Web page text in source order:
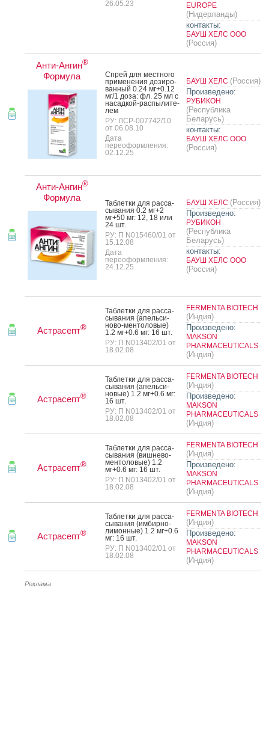
26.05.23
EUROPE
(Нидерланды)
контакты:
БАУШ ХЕЛС ООО
(Россия)
Анти-Ангин®
Формула
Спрей для мес­тно­го
при­мене­ния до­зиро­
ван­ный 0.24 мг+0.12
мг/1 до­за: фл. 25 мл с
на­сад­кой-рас­пы­лите­
лем
РУ: ЛСР-007742/10
от 06.08.10
Дата
переоформления:
02.12.25
БАУШ ХЕЛС (Россия)
Произведено:
РУБИКОН
(Республика
Беларусь)
контакты:
БАУШ ХЕЛС ООО
(Россия)
Анти-Ангин®
Формула
Таб­летки для рас­са­
сыва­ния 0.2 мг+2
мг+50 мг: 12, 18 или
24 шт.
РУ: П N015460/01 от
15.12.08
Дата
переоформления:
24.12.25
БАУШ ХЕЛС (Россия)
Произведено:
РУБИКОН
(Республика
Беларусь)
контакты:
БАУШ ХЕЛС ООО
(Россия)
Астрасепт®
Таб­летки для рас­са­
сыва­ния (апель­си­
ново-мен­то­ловые)
1.2 мг+0.6 мг: 16 шт.
РУ: П N013402/01 от
18.02.08
FERMENTA BIOTECH
(Индия)
Произведено:
MAKSON
PHARMACEUTICALS
(Индия)
Астрасепт®
Таб­летки для рас­са­
сыва­ния (апель­си­
новые) 1.2 мг+0.6 мг:
16 шт.
РУ: П N013402/01 от
18.02.08
FERMENTA BIOTECH
(Индия)
Произведено:
MAKSON
PHARMACEUTICALS
(Индия)
Астрасепт®
Таб­летки для рас­са­
сыва­ния (виш­не­во-
мен­то­ловые) 1.2
мг+0.6 мг: 16 шт.
РУ: П N013402/01 от
18.02.08
FERMENTA BIOTECH
(Индия)
Произведено:
MAKSON
PHARMACEUTICALS
(Индия)
Астрасепт®
Таб­летки для рас­са­
сыва­ния (им­бирно-
ли­мон­ные) 1.2 мг+0.6
мг: 16 шт.
РУ: П N013402/01 от
18.02.08
FERMENTA BIOTECH
(Индия)
Произведено:
MAKSON
PHARMACEUTICALS
(Индия)
Реклама